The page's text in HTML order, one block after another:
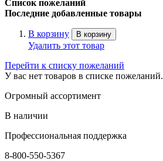
Список пожеланий
Последние добавленные товары
В корзину В корзину
Удалить этот товар
Перейти к списку пожеланий
У вас нет товаров в списке пожеланий.
Огромный ассортимент
В наличии
Профессиональная поддержка
8-800-550-5367